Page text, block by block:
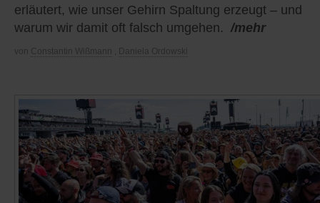
erläutert, wie unser Gehirn Spaltung erzeugt – und
warum wir damit oft falsch umgehen. /mehr
von Constantin Wißmann Daniela Ordowski